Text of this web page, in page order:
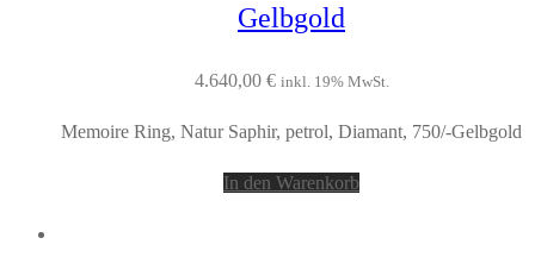
Gelbgold
4.640,00 € inkl. 19% MwSt.
Memoire Ring, Natur Saphir, petrol, Diamant, 750/-Gelbgold
In den Warenkorb